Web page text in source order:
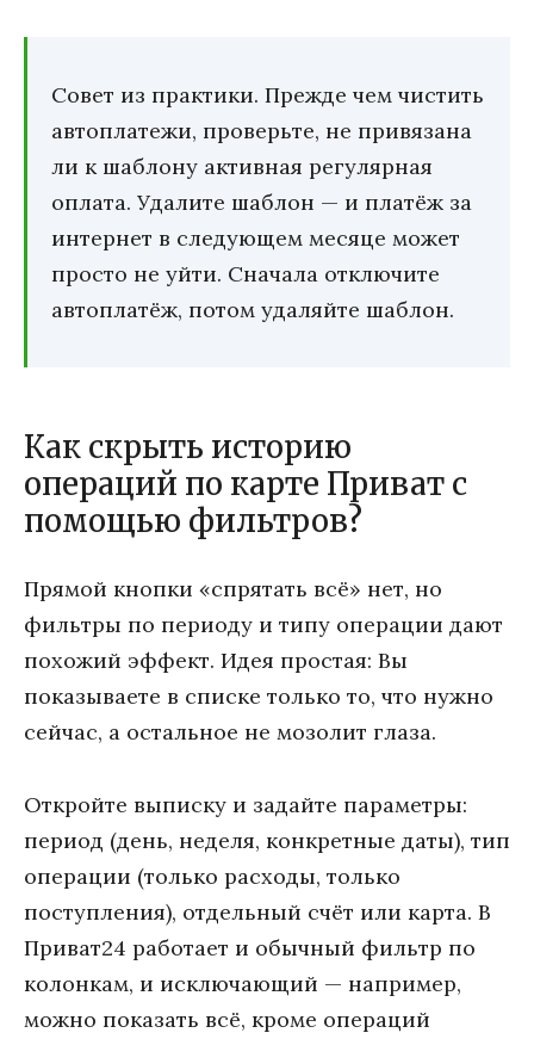
Совет из практики. Прежде чем чистить
автоплатежи, проверьте, не привязана
ли к шаблону активная регулярная
оплата. Удалите шаблон — и платёж за
интернет в следующем месяце может
просто не уйти. Сначала отключите
автоплатёж, потом удаляйте шаблон.
Как скрыть историю
операций по карте Приват с
помощью фильтров?
Прямой кнопки «спрятать всё» нет, но
фильтры по периоду и типу операции дают
похожий эффект. Идея простая: Вы
показываете в списке только то, что нужно
сейчас, а остальное не мозолит глаза.
Откройте выписку и задайте параметры:
период (день, неделя, конкретные даты), тип
операции (только расходы, только
поступления), отдельный счёт или карта. В
Приват24 работает и обычный фильтр по
колонкам, и исключающий — например,
можно показать всё, кроме операций